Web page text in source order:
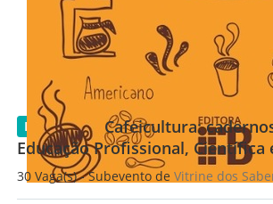
Disponível
Cafeicultura:
Educação Profissional, Científica
30 Vaga(s) - Subevento de Vitrine dos